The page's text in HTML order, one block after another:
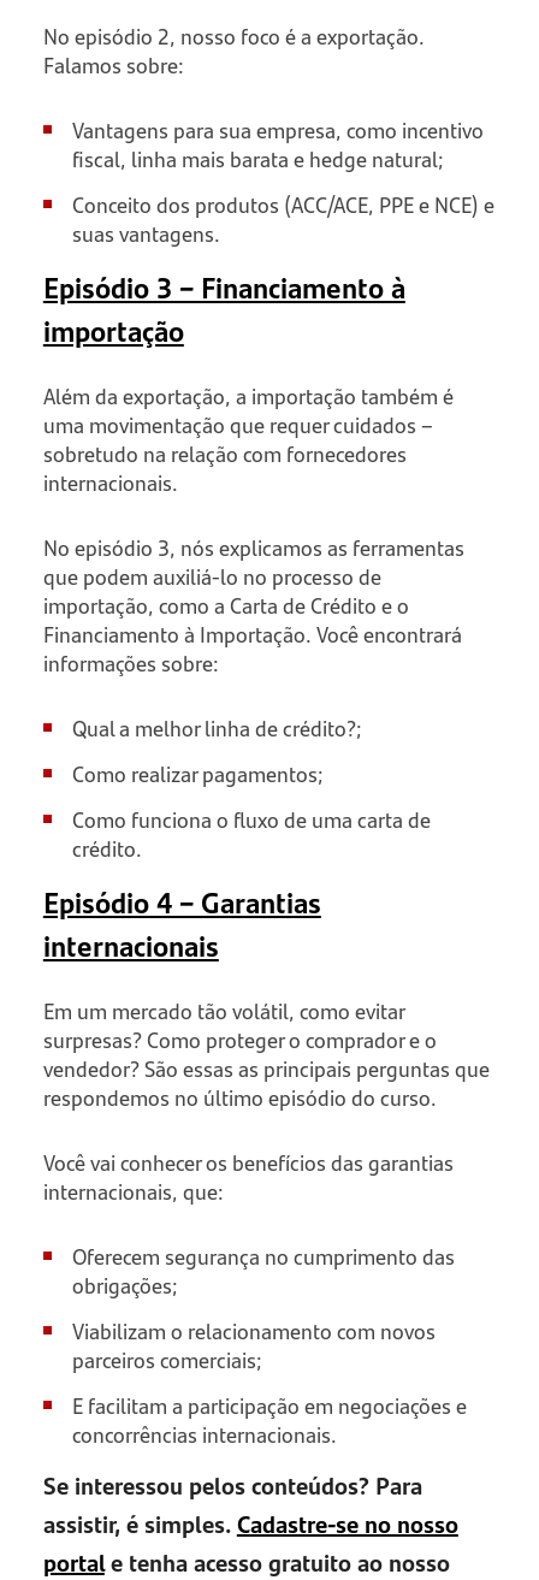
No episódio 2, nosso foco é a exportação.
Falamos sobre:
Vantagens para sua empresa, como incentivo
fiscal, linha mais barata e hedge natural;
Conceito dos produtos (ACC/ACE, PPE e NCE) e
suas vantagens.
Episódio 3 – Financiamento à
importação
Além da exportação, a importação também é
uma movimentação que requer cuidados –
sobretudo na relação com fornecedores
internacionais.
No episódio 3, nós explicamos as ferramentas
que podem auxiliá-lo no processo de
importação, como a Carta de Crédito e o
Financiamento à Importação. Você encontrará
informações sobre:
Qual a melhor linha de crédito?;
Como realizar pagamentos;
Como funciona o fluxo de uma carta de
crédito.
Episódio 4 – Garantias
internacionais
Em um mercado tão volátil, como evitar
surpresas? Como proteger o comprador e o
vendedor? São essas as principais perguntas que
respondemos no último episódio do curso.
Você vai conhecer os benefícios das garantias
internacionais, que:
Oferecem segurança no cumprimento das
obrigações;
Viabilizam o relacionamento com novos
parceiros comerciais;
E facilitam a participação em negociações e
concorrências internacionais.
Se interessou pelos conteúdos? Para
assistir, é simples.Cadastre-se no nosso
portale tenha acesso gratuito ao nosso